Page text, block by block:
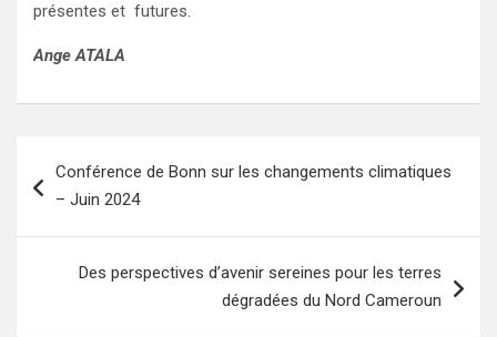
présentes et futures.
Ange ATALA
de
Conférence de Bonn sur les changements climatiques
– Juin 2024
Des perspectives d’avenir sereines pour les terres
dégradées du Nord Cameroun